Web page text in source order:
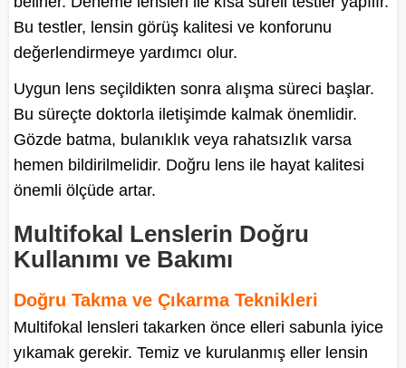
Bu testler, lensin görüş kalitesi ve konforunu
değerlendirmeye yardımcı olur.
Uygun lens seçildikten sonra alışma süreci başlar.
Bu süreçte doktorla iletişimde kalmak önemlidir.
Gözde batma, bulanıklık veya rahatsızlık varsa
hemen bildirilmelidir. Doğru lens ile hayat kalitesi
önemli ölçüde artar.
Multifokal Lenslerin Doğru
Kullanımı ve Bakımı
Doğru Takma ve Çıkarma Teknikleri
Multifokal lensleri takarken önce elleri sabunla iyice
yıkamak gerekir. Temiz ve kurulanmış eller lensin